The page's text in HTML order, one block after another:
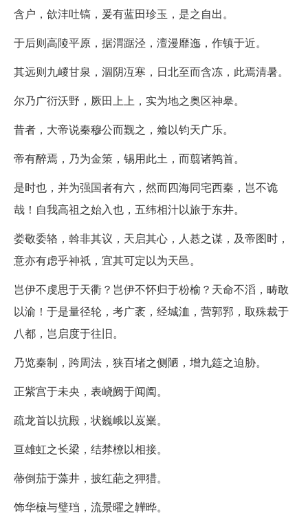
含户，欱沣吐镐，爰有蓝田珍玉，是之自出。
于后则高陵平原，据渭踞泾，澶漫靡迤，作镇于近。
其远则九嵕甘泉，涸阴冱寒，日北至而含冻，此焉清暑。
尔乃广衍沃野，厥田上上，实为地之奥区神皋。
昔者，大帝说秦穆公而觐之，飨以钧天广乐。
帝有醉焉，乃为金策，锡用此土，而翦诸鹑首。
是时也，并为强国者有六，然而四海同宅西秦，岂不诡
哉！自我高祖之始入也，五纬相汁以旅于东井。
娄敬委辂，斡非其议，天启其心，人惎之谋，及帝图时，
意亦有虑乎神祇，宜其可定以为天邑。
岂伊不虔思于天衢？岂伊不怀归于枌榆？天命不滔，畴敢
以渝！于是量径轮，考广袤，经城洫，营郭郛，取殊裁于
八都，岂启度于往旧。
乃览秦制，跨周法，狭百堵之侧陋，增九筵之迫胁。
正紫宫于未央，表峣阙于闻阖。
疏龙首以抗殿，状巍峨以岌嶪。
亘雄虹之长梁，结棼橑以相接。
蔕倒茄于藻井，披红葩之狎猎。
饰华榱与璧珰，流景曜之韡晔。